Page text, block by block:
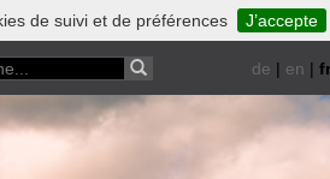
de suivi et de préférences J’accepte
de | en | fr